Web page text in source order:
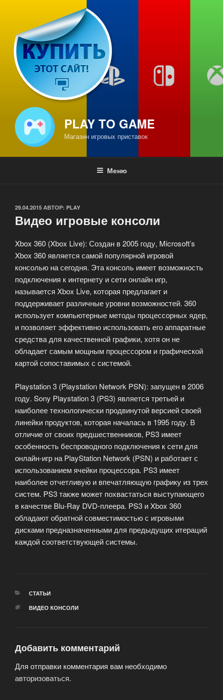
содержимому
PLAY TO GAME
Магазин игровых приставок
Меню
ОПУБЛИКОВАНО
29.04.2015 АВТОР: PLAY
Видео игровые консоли
Xbox 360 (Xbox Live): Создан в 2005 году, Microsoft’s
Xbox 360 является самой популярной игровой
консолью на сегодня. Эта консоль имеет возможность
подключения к интернету и сети онлайн игр,
называется Xbox Live, которая предлагает и
поддерживает различные уровни возможностей. 360
использует компьютерные методы процессорных ядер,
и позволяет эффективно использовать его аппаратные
средства для качественной графики, хотя он не
обладает самым мощным процессором и графической
картой сопоставимых с системой.
Playstation 3 (Playstation Network PSN): запущен в 2006
году. Sony Playstation 3 (PS3) является третьей и
наиболее технологически продвинутой версией своей
линейки продуктов, которая началась в 1995 году. В
отличие от своих предшественников, PS3 имеет
особенность беспроводного подключения к сети для
онлайн-игр на PlayStation Network (PSN) и работает с
использованием ячейки процессора. PS3 имеет
наиболее отчетливую и впечатляющую графику из трех
систем. PS3 также может похвастаться выступающего
в качестве Blu-Ray DVD-плеера. PS3 и Xbox 360
обладают обратной совместимостью с игровыми
дисками предназначенными для предыдущих итераций
каждой соответствующей системы.
РУБРИКИ
СТАТЬИ
МЕТКИ
ВИДЕО КОНСОЛИ
Добавить комментарий
Для отправки комментария вам необходимо
авторизоваться.